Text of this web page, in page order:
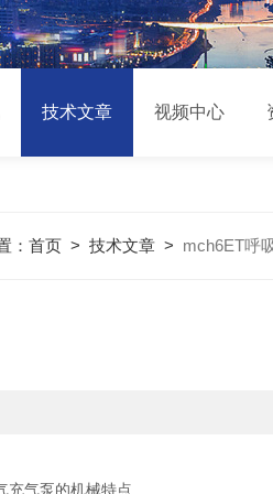
技术文章 视频中心
：首页 >技术文章 > mch6ET呼
充气泵的机械特点